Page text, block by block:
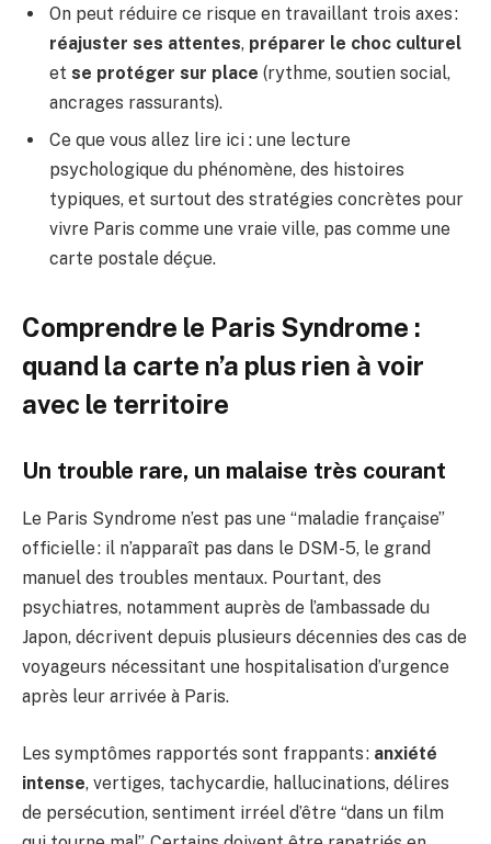
On peut réduire ce risque en travaillant trois axes :
réajuster ses attentes, préparer le choc culturel
et se protéger sur place (rythme, soutien social,
ancrages rassurants).
Ce que vous allez lire ici : une lecture
psychologique du phénomène, des histoires
typiques, et surtout des stratégies concrètes pour
vivre Paris comme une vraie ville, pas comme une
carte postale déçue.
Comprendre le Paris Syndrome :
quand la carte n’a plus rien à voir
avec le territoire
Un trouble rare, un malaise très courant
Le Paris Syndrome n’est pas une “maladie française”
officielle : il n’apparaît pas dans le DSM-5, le grand
manuel des troubles mentaux. Pourtant, des
psychiatres, notamment auprès de l’ambassade du
Japon, décrivent depuis plusieurs décennies des cas de
voyageurs nécessitant une hospitalisation d’urgence
après leur arrivée à Paris.
Les symptômes rapportés sont frappants : anxiété
intense, vertiges, tachycardie, hallucinations, délires
de persécution, sentiment irréel d’être “dans un film